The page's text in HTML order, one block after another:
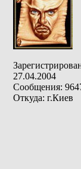
27.04.2004
Сообщения:
Откуда: г.Киев